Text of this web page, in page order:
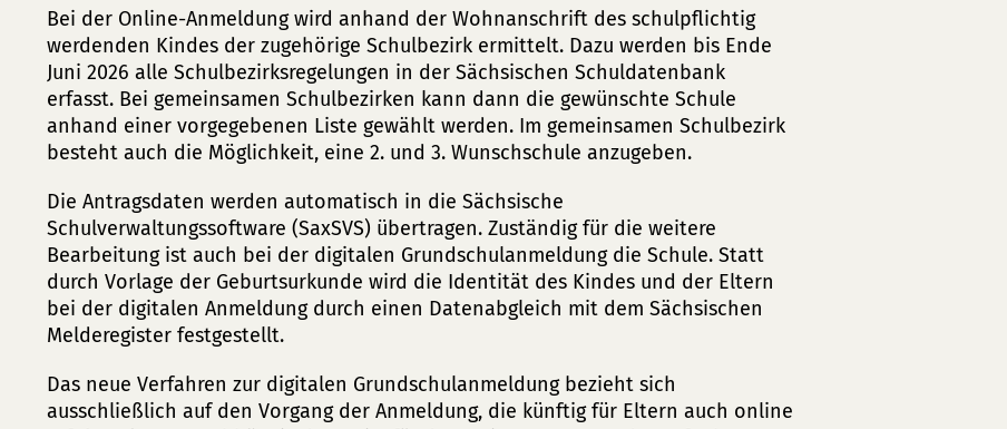
Bei der Online-Anmeldung wird anhand der Wohnanschrift des schulpflichtig
werdenden Kindes der zugehörige Schulbezirk ermittelt. Dazu werden bis Ende
Juni 2026 alle Schulbezirksregelungen in der Sächsischen Schuldatenbank
erfasst. Bei gemeinsamen Schulbezirken kann dann die gewünschte Schule
anhand einer vorgegebenen Liste gewählt werden. Im gemeinsamen Schulbezirk
besteht auch die Möglichkeit, eine 2. und 3. Wunschschule anzugeben.
Die Antragsdaten werden automatisch in die Sächsische
Schulverwaltungssoftware (SaxSVS) übertragen. Zuständig für die weitere
Bearbeitung ist auch bei der digitalen Grundschulanmeldung die Schule. Statt
durch Vorlage der Geburtsurkunde wird die Identität des Kindes und der Eltern
bei der digitalen Anmeldung durch einen Datenabgleich mit dem Sächsischen
Melderegister festgestellt.
Das neue Verfahren zur digitalen Grundschulanmeldung bezieht sich
ausschließlich auf den Vorgang der Anmeldung, die künftig für Eltern auch online